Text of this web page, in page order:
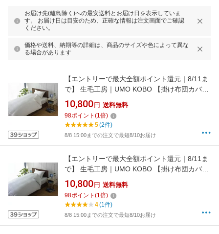
お届け先(離島除く)への最安送料とお届け日を表示していま
す。 お届け日は目安のため、正確な情報は注文画面でご確認
ください。
価格や送料、納期等の詳細は、商品のサイズや色によって異な
る場合があります
【エントリーで最大全額ポイント還元｜8/11ま
で】 生毛工房｜UMO KOBO 【掛け布団カバ
ー】80サテン セミダブル(ワイドシングル)ロン
グサイズ(綿100%/170×230cm/ホワイト)
[UMK13KWSWH]
10,800 円 送料無料
98ポイント (1倍)
5(2件)
8/8 15:00までの注文で最短8/10お届け
【エントリーで最大全額ポイント還元｜8/11ま
で】 生毛工房｜UMO KOBO 【掛け布団カバ
ー】80サテン セミダブル(ワイドシングル)ロン
グサイズ(綿100%/170×230cm/ブルー)
[UMK13KWSBL]
10,800 円 送料無料
98ポイント (1倍)
4(1件)
8/8 15:00までの注文で最短8/10お届け